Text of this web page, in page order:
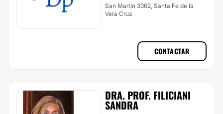
San Martin 3362, Santa Fe de la
Vera Cruz
CONTACTAR
DRA. PROF. FILICIANI
SANDRA